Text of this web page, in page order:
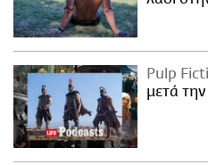
Pulp
μετά